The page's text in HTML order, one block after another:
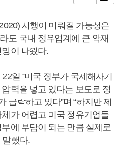
시행이 미뤄질 가능성은
도 국내 정유업계에 큰 악재
이 나왔다.
일 “미국 정부가 국제해사기
력을 넣고 있다는 보도로 정
급락하고 있다”며 “하지만 제
가 어렵고 미국 정유기업들
에 부담이 되는 만큼 실제로
말했다.